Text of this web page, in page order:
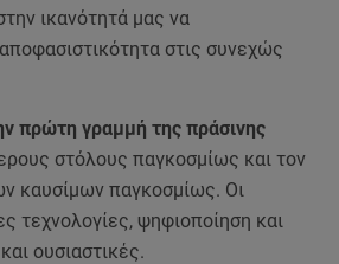
ικανότητά μας να
στις συνεχώς
πρώτη γραμμή της πράσινης
στόλους παγκοσμίως και τον
καυσίμων παγκοσμίως. Οι
τεχνολογίες, ψηφιοποίηση και
ουσιαστικές.